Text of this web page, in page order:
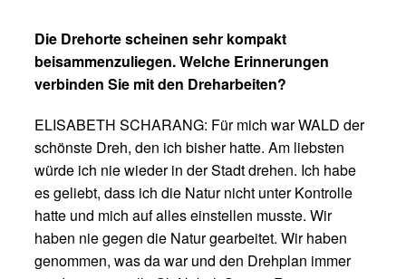
Die Drehorte scheinen sehr kompakt
beisammenzuliegen. Welche Erinnerungen
verbinden Sie mit den Dreharbeiten?
ELISABETH SCHARANG: Für mich war WALD der
schönste Dreh, den ich bisher hatte. Am liebsten
würde ich nie wieder in der Stadt drehen. Ich habe
es geliebt, dass ich die Natur nicht unter Kontrolle
hatte und mich auf alles einstellen musste. Wir
haben nie gegen die Natur gearbeitet. Wir haben
genommen, was da war und den Drehplan immer